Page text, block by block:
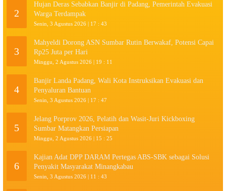
2
Hujan Deras Sebabkan Banjir di Padang, Pemerintah Evakuasi
Warga Terdampak
Senin, 3 Agustus 2026 | 17 : 43
3
Mahyeldi Dorong ASN Sumbar Rutin Berwakaf, Potensi Capai
Rp25 Juta per Hari
Minggu, 2 Agustus 2026 | 19 : 11
4
Banjir Landa Padang, Wali Kota Instruksikan Evakuasi dan
Penyaluran Bantuan
Senin, 3 Agustus 2026 | 17 : 47
5
Jelang Porprov 2026, Pelatih dan Wasit-Juri Kickboxing
Sumbar Matangkan Persiapan
Minggu, 2 Agustus 2026 | 15 : 25
6
Kajian Adat DPP DARAM Pertegas ABS-SBK sebagai Solusi
Penyakit Masyarakat Minangkabau
Senin, 3 Agustus 2026 | 11 : 43